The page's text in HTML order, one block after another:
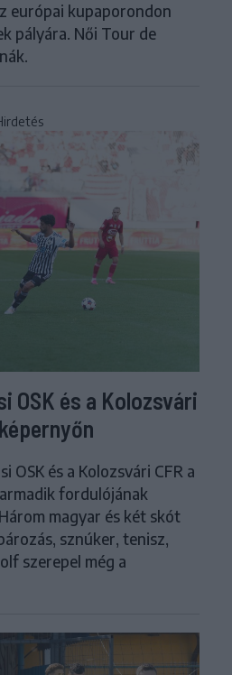
európai kupaporondon
pályára. Női Tour de
OSK és a Kolozsvári
OSK és a Kolozsvári CFR a
fordulójának
magyar és két skót
sznúker, tenisz,
szerepel még a